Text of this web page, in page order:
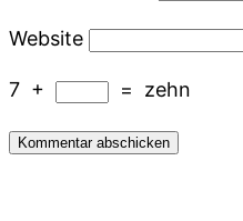
Website
7 + = zehn